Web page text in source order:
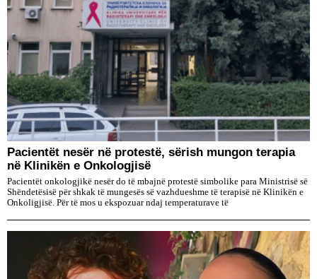
Pacientët nesër në protestë, sërish mungon terapia
në Klinikën e Onkologjisë
Pacientët onkologjikë nesër do të mbajnë protestë simbolike para Ministrisë së
Shëndetësisë për shkak të mungesës së vazhdueshme të terapisë në Klinikën e
Onkoligjisë. Për të mos u ekspozuar ndaj temperaturave të